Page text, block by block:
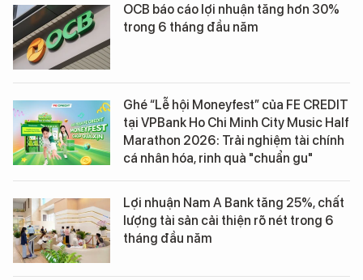
OCB báo cáo lợi nhuận tăng hơn 30%
trong 6 tháng đầu năm
Ghé “Lễ hội Moneyfest” của FE CREDIT
tại VPBank Ho Chi Minh City Music Half
Marathon 2026: Trải nghiệm tài chính
cá nhân hóa, rinh quà "chuẩn gu"
Lợi nhuận Nam A Bank tăng 25%, chất
lượng tài sản cải thiện rõ nét trong 6
tháng đầu năm